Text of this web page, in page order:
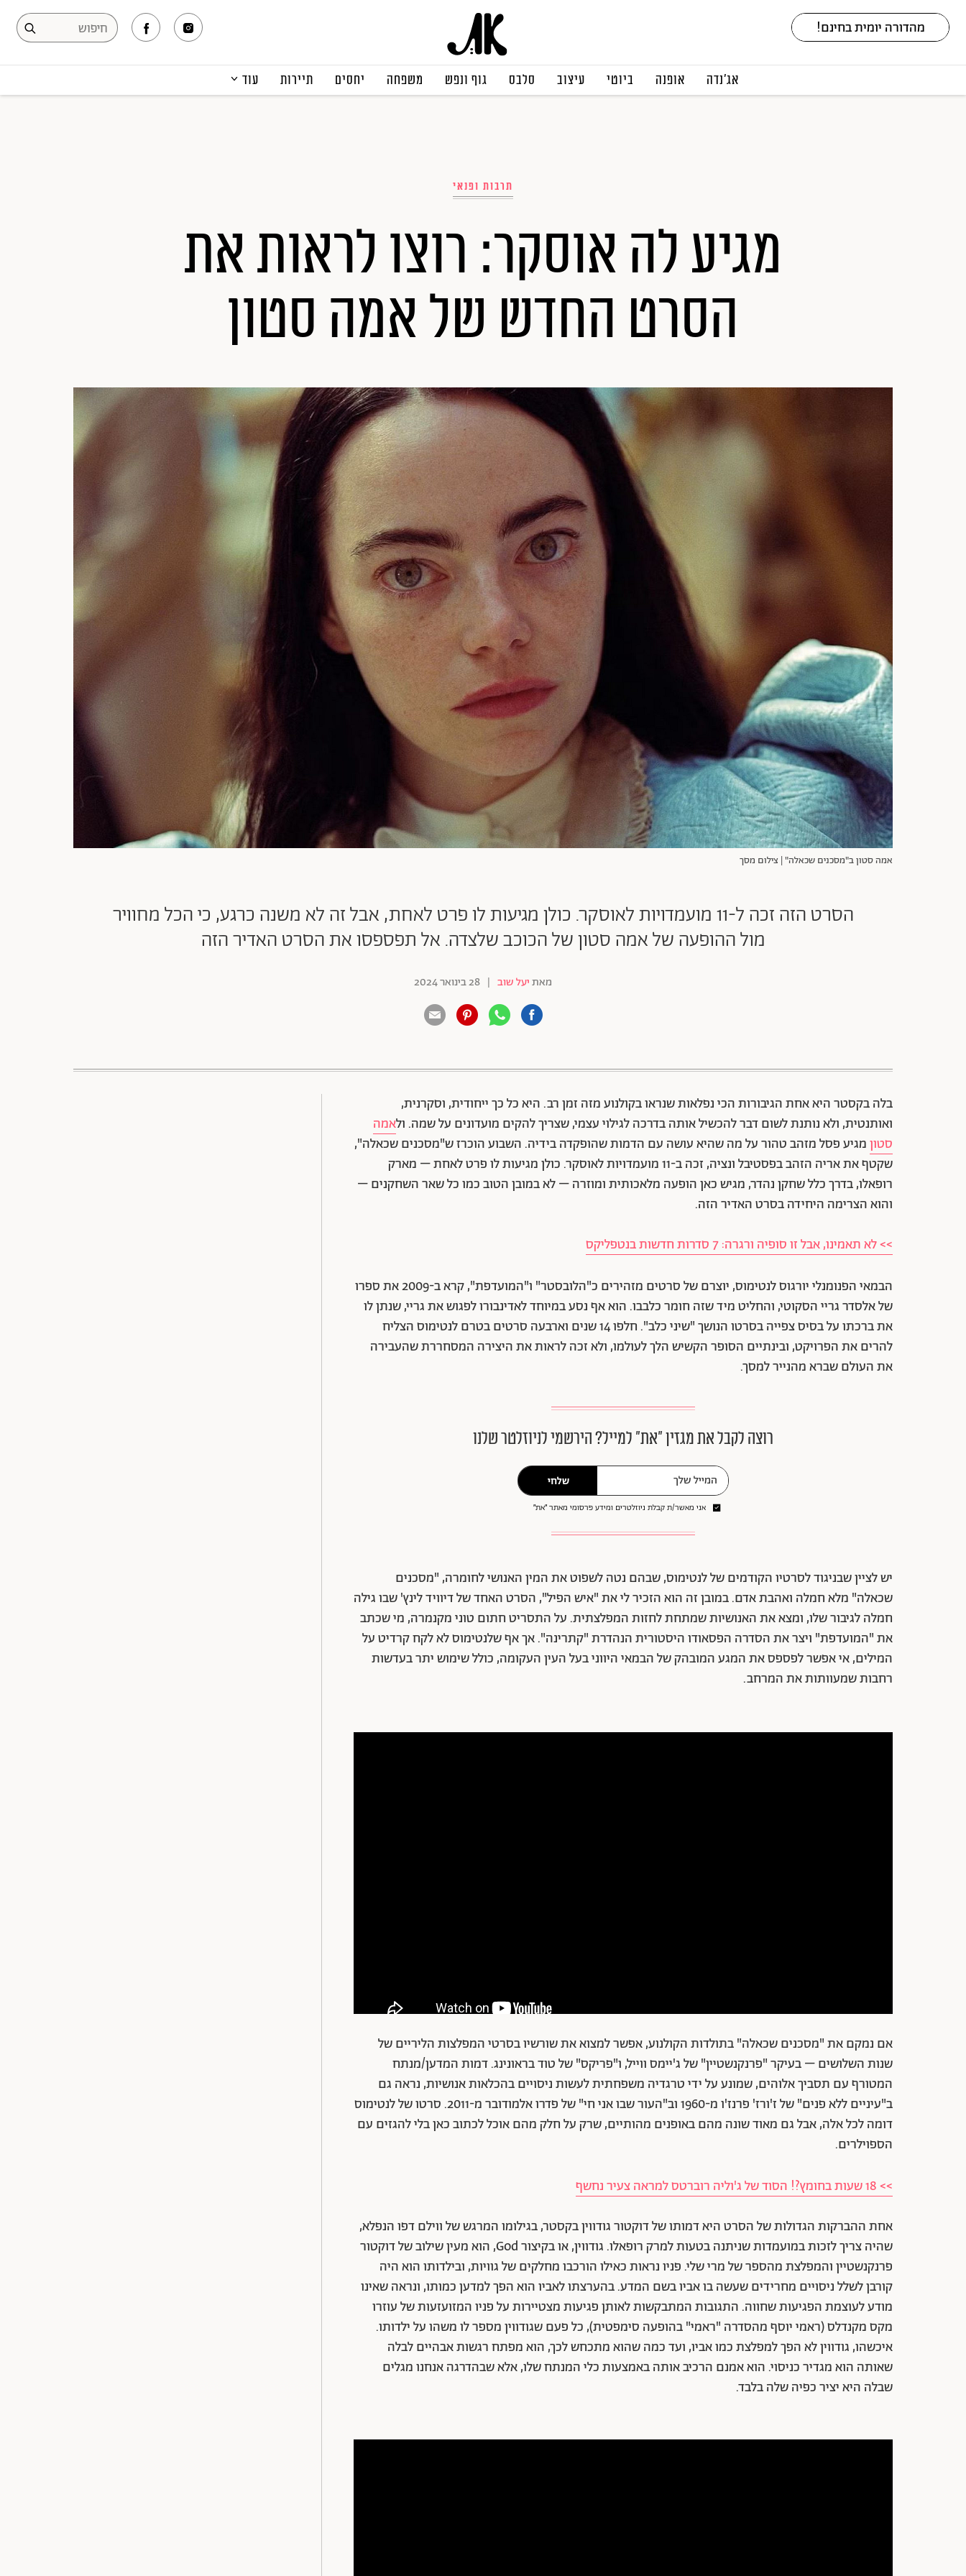
אג׳נדה אופנה ביוטי עיצוב סלבס גוף ונפש משפחה יחסים תיירות עוד
תרבות ופנאי
מגיע לה אוסקר: רוצו לראות את
הסרט החדש של אמה סטון
אמה סטון ב"מסכנים שכאלה" | צילום מסך
הסרט הזה זכה ל-11 מועמדויות לאוסקר. כולן מגיעות לו פרט לאחת, אבל זה לא משנה כרגע, כי הכל מחוויר
מול ההופעה של אמה סטון של הכוכב שלצדה. אל תפספסו את הסרט האדיר הזה
מאתיעל שוב | 28 בינואר 2024
בלה בקסטר היא אחת הגיבורות הכי נפלאות שנראו בקולנוע מזה זמן רב. היא כל כך ייחודית, וסקרנית,
ואותנטית, ולא נותנת לשום דבר להכשיל אותה בדרכה לגילוי עצמי, שצריך להקים מועדונים על שמה. ולאמה
סטוןמגיע פסל מזהב טהור על מה שהיא עושה עם הדמות שהופקדה בידיה. השבוע הוכרז ש"מסכנים שכאלה",
שקטף את אריה הזהב בפסטיבל ונציה, זכה ב-11 מועמדויות לאוסקר. כולן מגיעות לו פרט לאחת – מארק
רופאלו, בדרך כלל שחקן נהדר, מגיש כאן הופעה מלאכותית ומוזרה – לא במובן הטוב כמו כל שאר השחקנים –
והוא הצרימה היחידה בסרט האדיר הזה.
>> לא תאמינו, אבל זו סופיה ורגרה: 7 סדרות חדשות בנטפליקס
הבמאי הפנומנלי יורגוס לנטימוס, יוצרם של סרטים מזהירים כ"הלובסטר" ו"המועדפת", קרא ב-2009 את ספרו
של אלסדר גריי הסקוטי, והחליט מיד שזה חומר כלבבו. הוא אף נסע במיוחד לאדינבורו לפגוש את גריי, שנתן לו
את ברכתו על בסיס צפייה בסרטו הנושך "שיני כלב". חלפו 14 שנים וארבעה סרטים בטרם לנטימוס הצליח
להרים את הפרויקט, ובינתיים הסופר הקשיש הלך לעולמו, ולא זכה לראות את היצירה המסחררת שהעבירה
את העולם שברא מהנייר למסך.
רוצה לקבל את מגזין ״את״ למייל? הירשמי לניוזלטר שלנו
שלחי
אני מאשר/ת קבלת ניוזלטרים ומידע פרסומי מאתר ״את״
יש לציין שבניגוד לסרטיו הקודמים של לנטימוס, שבהם נטה לשפוט את המין האנושי לחומרה, "מסכנים
שכאלה" מלא חמלה ואהבת אדם. במובן זה הוא הזכיר לי את "איש הפיל", הסרט האחד של דיוויד לינץ' שבו גילה
חמלה לגיבור שלו, ומצא את האנושיות שמתחת לחזות המפלצתית. על התסריט חתום טוני מקנמרה, מי שכתב
את "המועדפת" ויצר את הסדרה הפסאודו היסטורית הנהדרת "קתרינה". אך אף שלנטימוס לא לקח קרדיט על
המילים, אי אפשר לפספס את המגע המובהק של הבמאי היווני בעל העין העקומה, כולל שימוש יתר בעדשות
רחבות שמעוותות את המרחב.
אם נמקם את "מסכנים שכאלה" בתולדות הקולנוע, אפשר למצוא את שורשיו בסרטי המפלצות הליריים של
שנות השלושים – בעיקר "פרנקנשטיין" של ג'יימס ווייל, ו"פריקס" של טוד בראונינג. דמות המדען/מנתח
המטורף עם תסביך אלוהים, שמונע על ידי טרגדיה משפחתית לעשות ניסויים בהכלאות אנושיות, נראה גם
ב"עיניים ללא פנים" של ז'ורז' פרנז'ו מ-1960 וב"העור שבו אני חי" של פדרו אלמודובר מ-2011. סרטו של לנטימוס
דומה לכל אלה, אבל גם מאוד שונה מהם באופנים מהותיים, שרק על חלק מהם אוכל לכתוב כאן בלי להגזים עם
הספוילרים.
>> 18 שעות בחומץ?! הסוד של ג'וליה רוברטס למראה צעיר נחשף
אחת ההברקות הגדולות של הסרט היא דמותו של דוקטור גודווין בקסטר, בגילומו המרגש של ווילם דפו הנפלא,
שהיה צריך לזכות במועמדות שניתנה בטעות למרק רופאלו. גודווין, או בקיצור God, הוא מעין שילוב של דוקטור
פרנקנשטיין והמפלצת מהספר של מרי שלי. פניו נראות כאילו הורכבו מחלקים של גוויות, ובילדותו הוא היה
קורבן לשלל ניסויים מחרידים שעשה בו אביו בשם המדע. בהערצתו לאביו הוא הפך למדען כמותו, ונראה שאינו
מודע לעוצמת הפגיעות שחווה. התגובות המתבקשות לאותן פגיעות מצטיירות על פניו המזועזעות של עוזרו
מקס מקנדלס (ראמי יוסף מהסדרה "ראמי" בהופעה סימפטית), כל פעם שגודווין מספר לו משהו על ילדותו.
איכשהו, גודווין לא הפך למפלצת כמו אביו, ועד כמה שהוא מתכחש לכך, הוא מפתח רגשות אבהיים לבלה
שאותה הוא מגדיר כניסוי. הוא אמנם הרכיב אותה באמצעות כלי המנתח שלו, אלא שבהדרגה אנחנו מגלים
שבלה היא יציר כפיה שלה בלבד.